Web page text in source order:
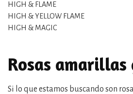
HIGH & FLAME
HIGH & YELLOW FLAME
HIGH & MAGIC
Rosas amarillas
Si lo que estamos buscando son